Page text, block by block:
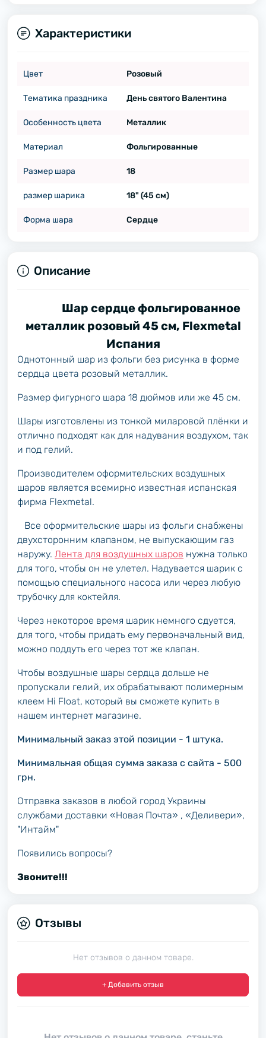
Характеристики
Цвет Розовый
Тематика праздника День святого Валентина
Особенность цвета Металлик
Материал Фольгированные
Размер шара 18
размер шарика 18" (45 см)
Форма шара Сердце
Описание
Шар сердце фольгированное
металлик розовый 45 см, Flexmetal
Испания
Однотонный шар из фольги без рисунка в форме
сердца цвета розовый металлик.
Размер фигурного шара 18 дюймов или же 45 см.
Шары изготовлены из тонкой миларовой плёнки и
отлично подходят как для надувания воздухом, так
и под гелий.
Производителем оформительских воздушных
шаров является всемирно известная испанская
фирма Flexmetal.
Все оформительские шары из фольги снабжены
двухсторонним клапаном, не выпускающим газ
наружу. Лента для воздушных шаров нужна только
для того, чтобы он не улетел. Надувается шарик с
помощью специального насоса или через любую
трубочку для коктейля.
Через некоторое время шарик немного сдуется,
для того, чтобы придать ему первоначальный вид,
можно поддуть его через тот же клапан.
Чтобы воздушные шары сердца дольше не
пропускали гелий, их обрабатывают полимерным
клеем Hi Float, который вы сможете купить в
нашем интернет магазине.
Минимальный заказ этой позиции - 1 штука.
Минимальная общая сумма заказа с сайта - 500
грн.
Отправка заказов в любой город Украины
службами доставки «Новая Почта» , «Деливери»,
"Интайм"
Появились вопросы?
Звоните!!!
Отзывы
Нет отзывов о данном товаре.
+ Добавить отзыв